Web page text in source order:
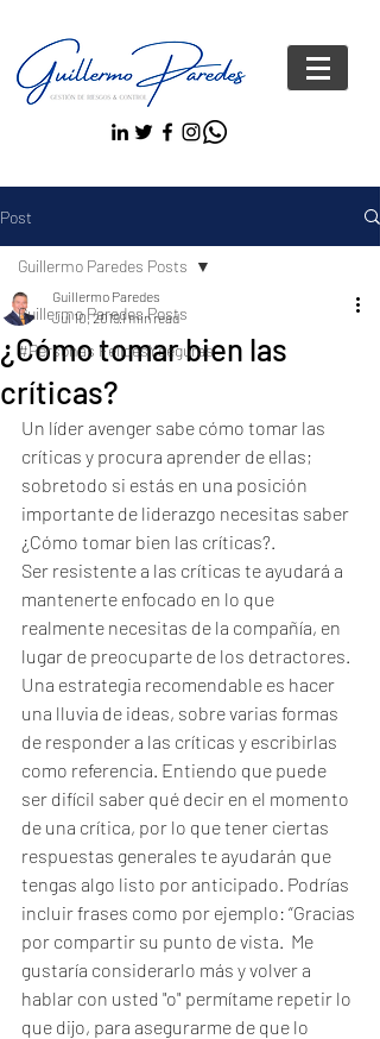
Post
Guillermo Paredes Posts
#Personas FelicesYseguras
Guillermo Paredes Posts
¿Cómo tomar bien las
críticas?
Guillermo Paredes
Jul 10, 20191 min read
Un líder avenger sabe cómo tomar las
críticas y procura aprender de ellas;
sobretodo si estás en una posición
importante de liderazgo necesitas saber
¿Cómo tomar bien las críticas?.
Ser resistente a las críticas te ayudará a
mantenerte enfocado en lo que
realmente necesitas de la compañía, en
lugar de preocuparte de los detractores.
Una estrategia recomendable es hacer
una lluvia de ideas, sobre varias formas
de responder a las críticas y escribirlas
como referencia. Entiendo que puede
ser difícil saber qué decir en el momento
de una crítica, por lo que tener ciertas
respuestas generales te ayudarán que
tengas algo listo por anticipado. Podrías
incluir frases como por ejemplo: “Gracias
por compartir su punto de vista.  Me
gustaría considerarlo más y volver a
hablar con usted "o" permítame repetir lo
que dijo, para asegurarme de que lo